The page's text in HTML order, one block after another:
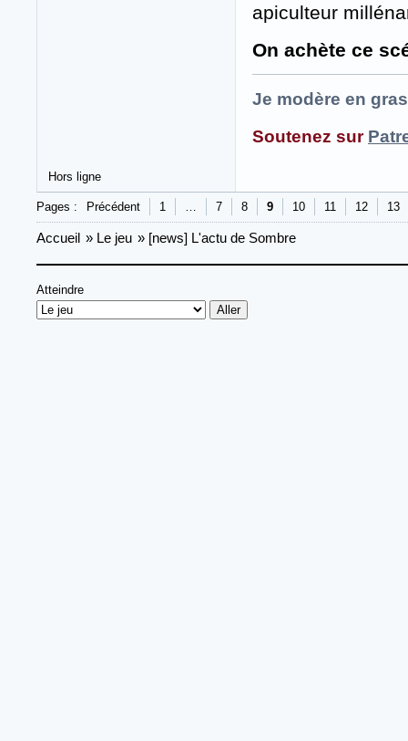
apiculteur
On achète ce
Je modère en
Soutenez sur
Hors ligne
Pages : Précédent 1 … 7 8 9 10 11 12 13
Accueil » Le jeu » [news] L'actu de Sombre
Atteindre